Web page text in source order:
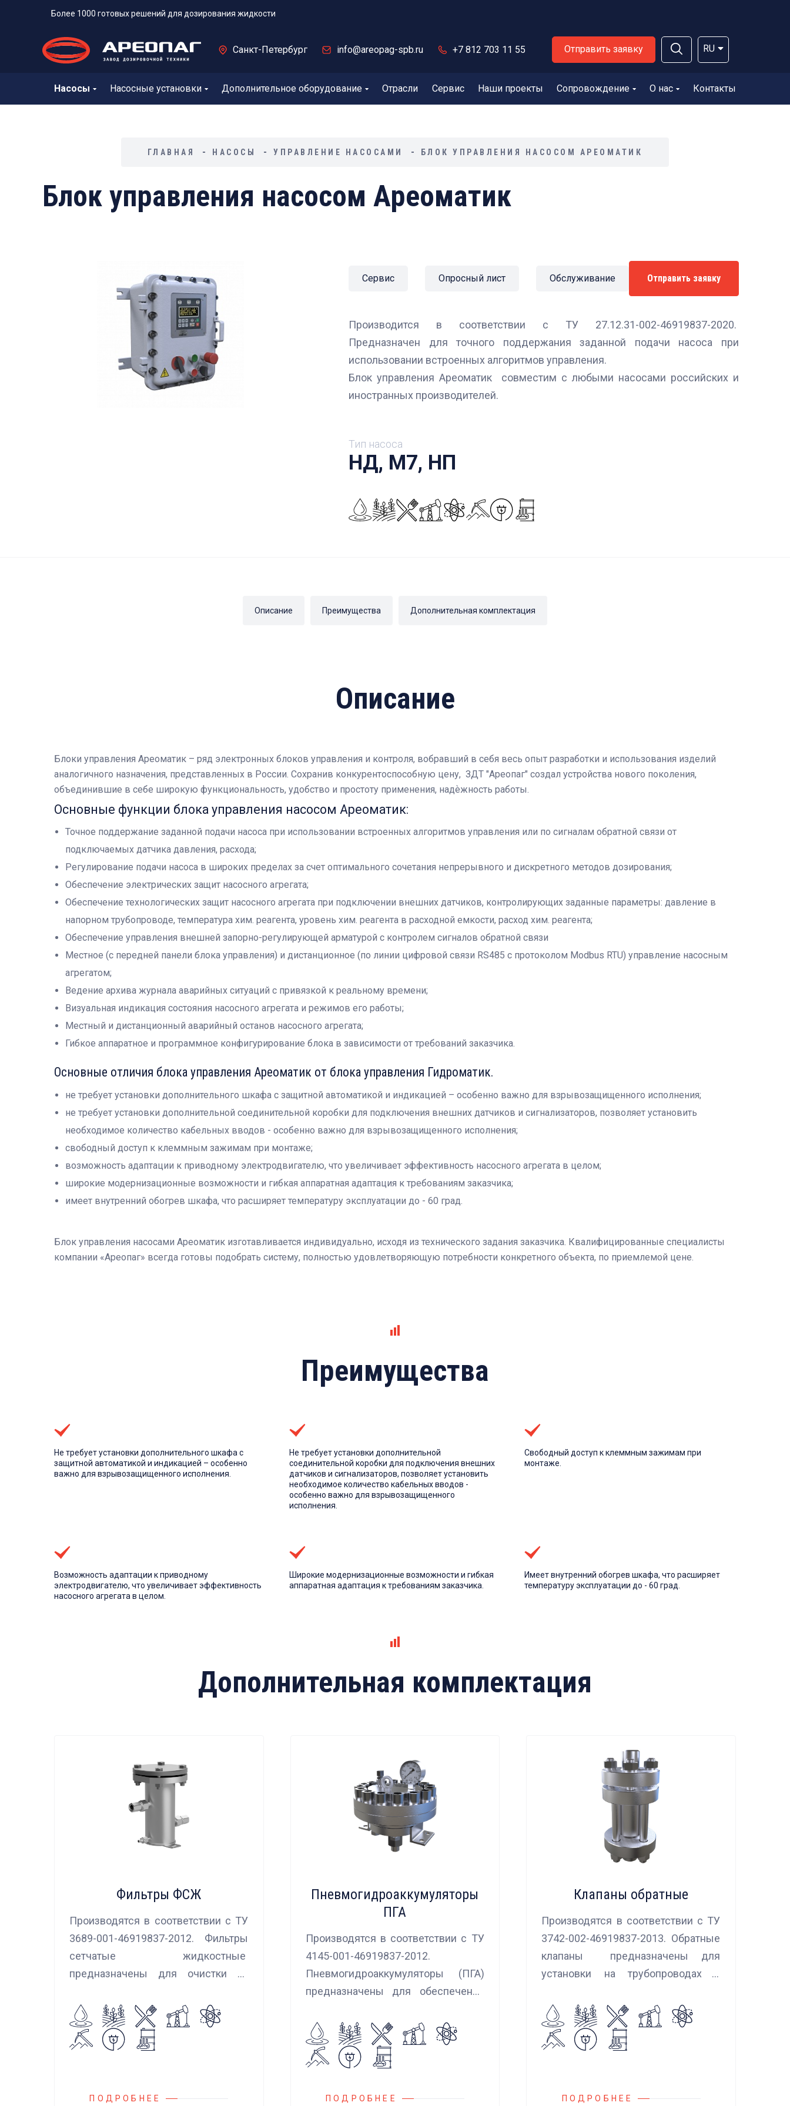
Более 1000 готовых решений для дозирования жидкости
Санкт-Петербург info@areopag-spb.ru +7 812 703 11 55 Отправить заявку RU
Насосы Насосные установки Дополнительное оборудование Отрасли Сервис Наши проекты Сопровождение О нас Контакты
ГЛАВНАЯ НАСОСЫ УПРАВЛЕНИЕ НАСОСАМИ БЛОК УПРАВЛЕНИЯ НАСОСОМ АРЕОМАТИК
Блок управления насосом Ареоматик
Сервис Опросный лист Обслуживание Отправить заявку
Производится в соответствии с ТУ 27.12.31-002-46919837-2020.
Предназначен для точного поддержания заданной подачи насоса при
использовании встроенных алгоритмов управления.
Блок управления Ареоматик совместим с любыми насосами российских и
иностранных производителей.
Тип насоса
НД, М7, НП
Описание Преимущества Дополнительная комплектация
Описание
Блоки управления Ареоматик – ряд электронных блоков управления и контроля, вобравший в себя весь опыт разработки и использования изделий
аналогичного назначения, представленных в России. Сохранив конкурентоспособную цену, ЗДТ "Ареопаг" создал устройства нового поколения,
объединившие в себе широкую функциональность, удобство и простоту применения, надѐжность работы.
Основные функции блока управления насосом Ареоматик:
Точное поддержание заданной подачи насоса при использовании встроенных алгоритмов управления или по сигналам обратной связи от
подключаемых датчика давления, расхода;
Регулирование подачи насоса в широких пределах за счет оптимального сочетания непрерывного и дискретного методов дозирования;
Обеспечение электрических защит насосного агрегата;
Обеспечение технологических защит насосного агрегата при подключении внешних датчиков, контролирующих заданные параметры: давление в
напорном трубопроводе, температура хим. реагента, уровень хим. реагента в расходной емкости, расход хим. реагента;
Обеспечение управления внешней запорно-регулирующей арматурой с контролем сигналов обратной связи
Местное (с передней панели блока управления) и дистанционное (по линии цифровой связи RS485 с протоколом Modbus RTU) управление насосным
агрегатом;
Ведение архива журнала аварийных ситуаций с привязкой к реальному времени;
Визуальная индикация состояния насосного агрегата и режимов его работы;
Местный и дистанционный аварийный останов насосного агрегата;
Гибкое аппаратное и программное конфигурирование блока в зависимости от требований заказчика.
Основные отличия блока управления Ареоматик от блока управления Гидроматик.
не требует установки дополнительного шкафа с защитной автоматикой и индикацией – особенно важно для взрывозащищенного исполнения;
не требует установки дополнительной соединительной коробки для подключения внешних датчиков и сигнализаторов, позволяет установить
необходимое количество кабельных вводов - особенно важно для взрывозащищенного исполнения;
свободный доступ к клеммным зажимам при монтаже;
возможность адаптации к приводному электродвигателю, что увеличивает эффективность насосного агрегата в целом;
широкие модернизационные возможности и гибкая аппаратная адаптация к требованиям заказчика;
имеет внутренний обогрев шкафа, что расширяет температуру эксплуатации до - 60 град.
Блок управления насосами Ареоматик изготавливается индивидуально, исходя из технического задания заказчика. Квалифицированные специалисты
компании «Ареопаг» всегда готовы подобрать систему, полностью удовлетворяющую потребности конкретного объекта, по приемлемой цене.
Преимущества
Не требует установки дополнительного шкафа с
защитной автоматикой и индикацией – особенно
важно для взрывозащищенного исполнения.
Не требует установки дополнительной
соединительной коробки для подключения внешних
датчиков и сигнализаторов, позволяет установить
необходимое количество кабельных вводов -
особенно важно для взрывозащищенного
исполнения.
Свободный доступ к клеммным зажимам при
монтаже.
Возможность адаптации к приводному
электродвигателю, что увеличивает эффективность
насосного агрегата в целом.
Широкие модернизационные возможности и гибкая
аппаратная адаптация к требованиям заказчика.
Имеет внутренний обогрев шкафа, что расширяет
температуру эксплуатации до - 60 град.
Дополнительная комплектация
Фильтры ФСЖ
Производятся в соответствии с ТУ
3689-001-46919837-2012. Фильтры
сетчатые жидкостные
предназначены для очистки от
агрессивных, токсичных и вредных
жидкостей, эмульсий и суспензий.
Фильтры устанавливаются
и установок.
ПОДРОБНЕЕ
Пневмогидроаккумуляторы
ПГА
Производятся в соответствии с ТУ
4145-001-46919837-2012.
Пневмогидроаккумуляторы (ПГА)
предназначены для обеспечения
колебаний потока жидкости,
возникающих в гидравлических
системах.
ПОДРОБНЕЕ
Клапаны обратные
Производятся в соответствии с ТУ
3742-002-46919837-2013. Обратные
клапаны предназначены для
установки на трубопроводах с
потока нейтральных и агрессивных
жидкостей, эмульсий, суспензий и
пропуска их в прямом
ПОДРОБНЕЕ